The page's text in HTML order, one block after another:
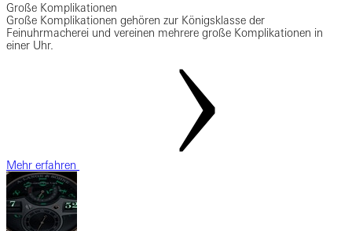
Große Komplikationen
Große Komplikationen gehören zur Königsklasse der
Feinuhrmacherei und vereinen mehrere große Komplikationen in
einer Uhr.
Mehr erfahren